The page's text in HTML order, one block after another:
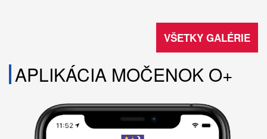
VŠETKY GALÉRIE
APLIKÁCIA MOČENOK O+